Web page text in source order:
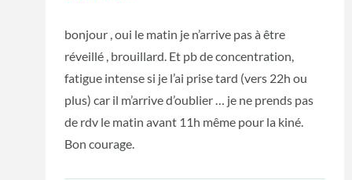
bonjour , oui le matin je n’arrive pas à être
réveillé , brouillard. Et pb de concentration,
fatigue intense si je l’ai prise tard (vers 22h ou
plus) car il m’arrive d’oublier … je ne prends pas
de rdv le matin avant 11h même pour la kiné.
Bon courage.